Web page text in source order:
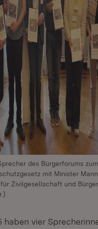
des Bürgerforums zum
mit Minister
Zivilgesellschaft und
haben vier